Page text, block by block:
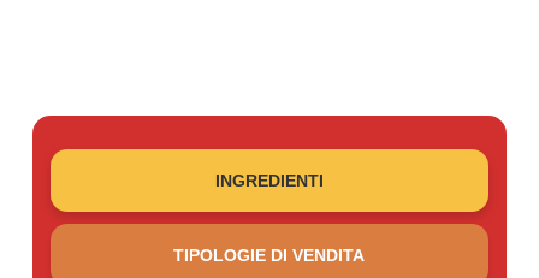
INGREDIENTI
TIPOLOGIE DI VENDITA